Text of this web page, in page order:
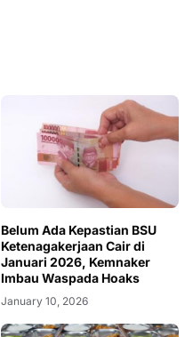
Belum Ada Kepastian BSU
Ketenagakerjaan Cair di
Januari 2026, Kemnaker
Imbau Waspada Hoaks
January 10, 2026